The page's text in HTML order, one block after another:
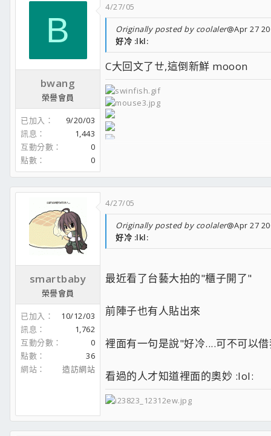
B
bwang
榮譽會員
已加入
9/20/03
訊息
1,443
互動分數
0
點數
0
4/27/05
Originally posted by coolaler@Apr 27
好冷 :lkl:
C大回文了ㄝ,這倒新鮮 mooon
smartbaby
榮譽會員
已加入
10/12/03
訊息
1,762
互動分數
0
點數
36
網站
造訪網站
4/27/05
Originally posted by coolaler@Apr 27
好冷 :lkl:
最近看了台藝大拍的"櫃子開了"
前陣子也有人貼出來
裡面有一句是說"好冷....可不可以借
看過的人才知道裡面的奧妙 :lol: